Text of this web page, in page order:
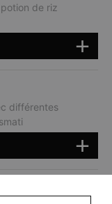
de riz
différentes